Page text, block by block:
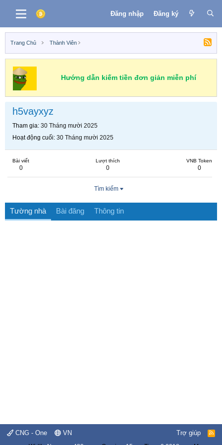
Đăng nhập Đăng ký
Trang Chủ Thành Viên
Hướng dẫn kiếm tiền đơn giản miễn phí
h5vayxyz
Tham gia 30 Tháng mười 2025
Hoạt động cuối 30 Tháng mười 2025
Bài viết
0
Lượt thích
0
VNB Token
0
Tìm kiếm
Tường nhà Bài đăng Thông tin
CNG - One VN Trợ giúp
R